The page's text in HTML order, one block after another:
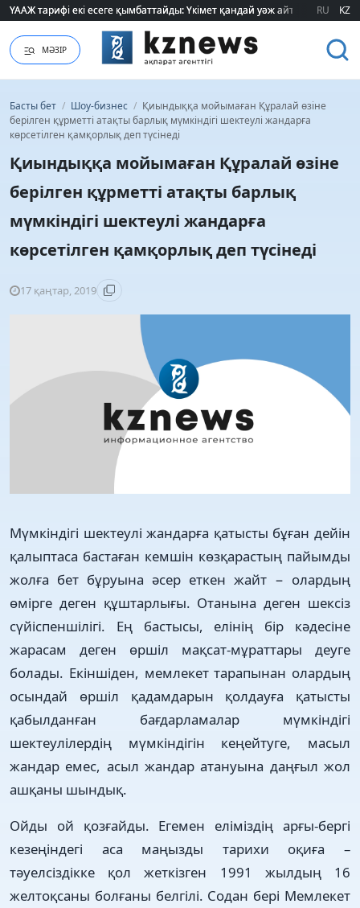
ҮААЖ тарифі екі есеге қымбаттайды: Үкімет қандай уәж айтады?
ҮААЖ тарифі екі есеге қымбаттайды: Үкімет қандай уәж айтады? RU KZ
МӘЗІР
Басты бет / Шоу-бизнес / Қиындыққа мойымаған Құралай өзіне
берілген құрметті атақты барлық мүмкіндігі шектеулі жандарға
көрсетілген қамқорлық деп түсінеді
Қиындыққа мойымаған Құралай өзіне
берілген құрметті атақты барлық
мүмкіндігі шектеулі жандарға
көрсетілген қамқорлық деп түсінеді
17 қаңтар, 2019
Мүмкіндігі шектеулі жандарға қатысты бұған дейін
қалыптаса бас­таған кемшін көзқарастың пайым­ды
жолға бет бұруына әсер еткен жайт − олардың
өмірге деген құштарлығы. Отанына деген шексіз
сүйіспеншілігі. Ең бастысы, елінің бір кәдесіне
жарасам деген өршіл мақсат-мұраттары деуге
болады. Екіншіден, мемлекет тарапынан олардың
осындай өр­шіл қадамдарын қолдауға қатыс­ты
қабылданған бағдарламалар мүмкін­ді­гі
шектеулілердің мүмкін­ді­гін кең­ей­­туге, масыл
жандар емес, асыл жан­­дар атануына даңғыл жол
ашқаны шын­­дық.
Ойды ой қозғайды. Егемен еліміз­дің арғы-бергі
кезеңіндегі аса маңыз­ды тарихи оқиға –
тәуелсіздікке қол жеткізген 1991 жылдың 16
желтоқ­са­ны болғаны белгілі. Содан бері Мемлекет